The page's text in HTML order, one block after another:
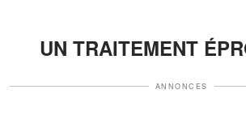
UN TRAITEMENT
ANNONCES